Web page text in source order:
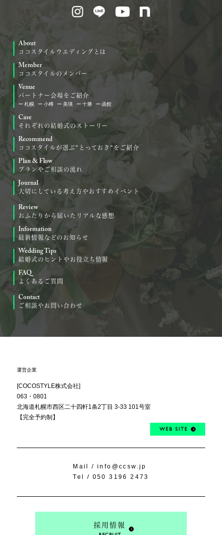
About
ココスタイルウエディングとは
Member
ココスタイルのメンバー
Venue
パートナー会場をご紹介
札幌 小樽 美瑛 十勝 函館
Case
それぞれの結婚式のストーリー
Recommend
ココスタイルが選ぶ“とっておき”をご紹介
Plan & Flow
プランやご相談の流れ
Journal
大切にしている考え方やおすすめイベント
Review
おふたりから届いたリアルな感想
Information
最新情報などのお知らせ
Wedding Tips
結婚式のヒントやお役立ち情報
FAQ
よくあるご質問
Contact
ご相談やお問い合わせ
運営企業
[COCOSTYLE株式会社]
063・0801
北海道札幌市西区二十四軒1条2丁目 3-33 101号室
【完全予約制】
WEB SITE
Mail / info@ccsw.jp
Tel / 050 3196 2473
採用情報